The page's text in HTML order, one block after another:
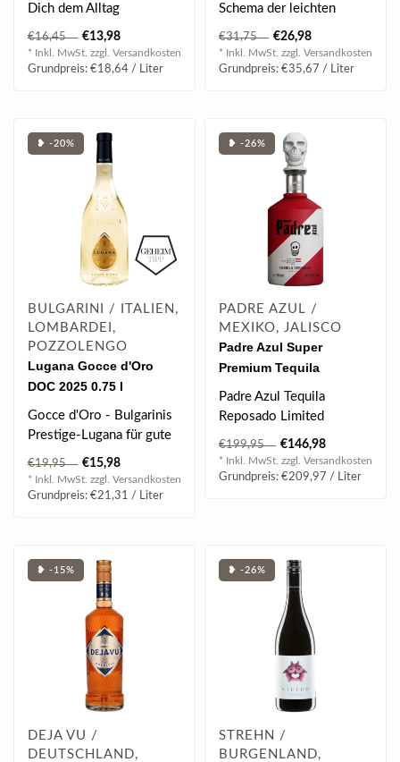
Dich dem Alltag
entschweben und
eintauchen in das, wona..
€16,45 €13,98
* Inkl. MwSt. zzgl. Versandkosten
Grundpreis: €18,64 / Liter
Schema der leichten
Mainstream-Roséweine
passt, hat..
€31,75 €26,98
* Inkl. MwSt. zzgl. Versandkosten
Grundpreis: €35,67 / Liter
❥ -20%
BULGARINI / ITALIEN,
LOMBARDEI,
POZZOLENGO
Lugana Gocce d'Oro
DOC 2025 0.75 l
Gocce d'Oro - Bulgarinis
Prestige-Lugana für gute
Freunde!
DER Lugana, der al..
€19,95 €15,98
* Inkl. MwSt. zzgl. Versandkosten
Grundpreis: €21,31 / Liter
❥ -26%
PADRE AZUL /
MEXIKO, JALISCO
Padre Azul Super
Premium Tequila
Reposado Limited WM
Austria Edition 2026 0.7 l
Padre Azul Tequila
Reposado Limited
Celebration Edition 2026:
Gemeinsam für die..
€199,95 €146,98
* Inkl. MwSt. zzgl. Versandkosten
Grundpreis: €209,97 / Liter
❥ -15%
DEJA VU /
DEUTSCHLAND,
❥ -26%
STREHN /
BURGENLAND,